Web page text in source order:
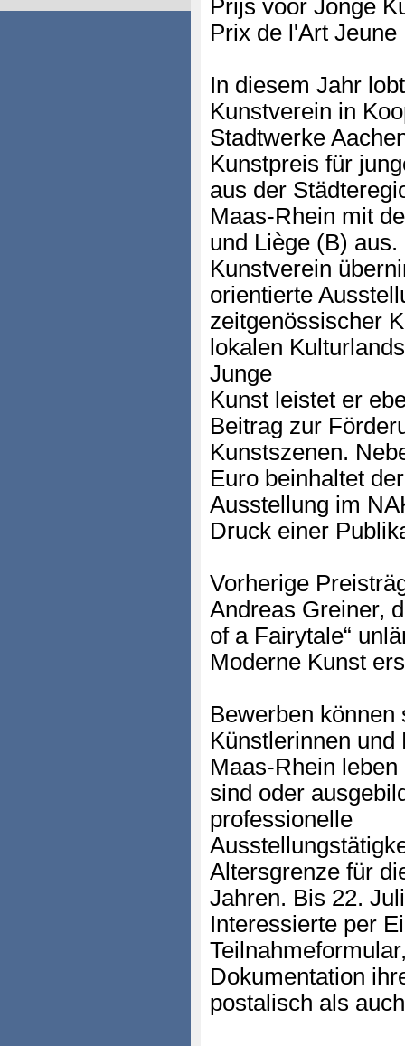
Prijs voor Jonge
Prix de l'Art Jeune
In diesem Jahr
Kunstverein in
Stadtwerke
Kunstpreis für
aus der
Maas-Rhein mit
und Liège (B)
Kunstverein
orientierte
zeitgenössischer
lokalen
Junge
Kunst leistet er
Beitrag zur
Kunstszenen.
Euro beinhaltet
Ausstellung im
Druck einer
Vorherige
Andreas Greiner,
of a Fairytale“
Moderne Kunst
Bewerben können
Künstlerinnen und
Maas-Rhein
sind oder
professionelle
Altersgrenze für
Jahren. Bis 22.
Interessierte per
Dokumentation
postalisch als